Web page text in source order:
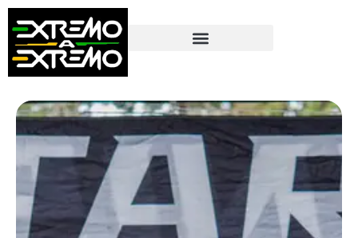
contenido